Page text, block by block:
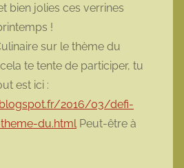
bien jolies ces verrines
!
sur le thème du
te tente de participer, tu
est ici :
2016/03/defi-
du.html Peut-être à